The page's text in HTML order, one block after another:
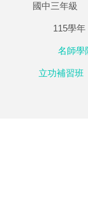
國中三年級
115學年
名師學
立功補習班
XYZ